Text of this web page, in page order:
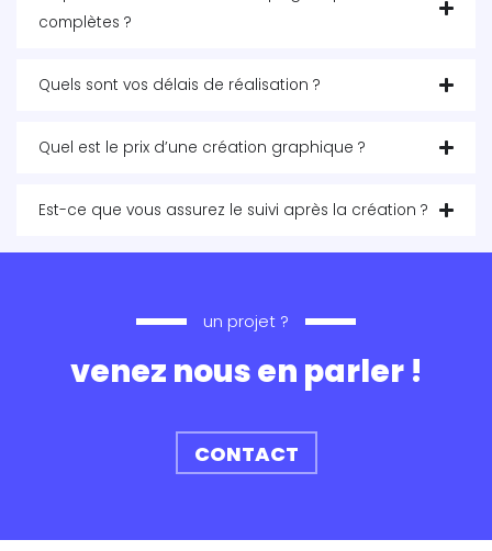
complètes ?
Quels sont vos délais de réalisation ?
Quel est le prix d’une création graphique ?
Est-ce que vous assurez le suivi après la création ?
un projet ?
venez nous en parler !
CONTACT